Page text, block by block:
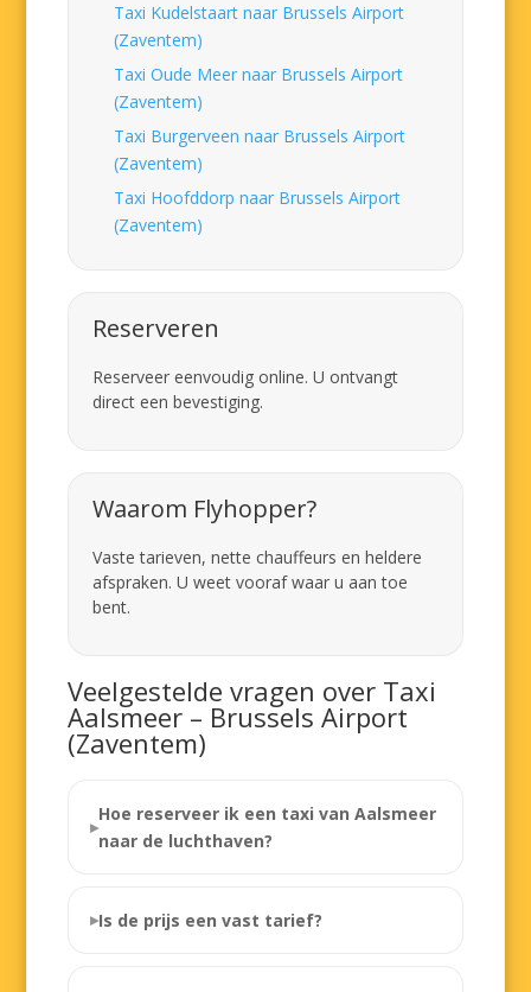
Taxi Kudelstaart naar Brussels Airport
(Zaventem)
Taxi Oude Meer naar Brussels Airport
(Zaventem)
Taxi Burgerveen naar Brussels Airport
(Zaventem)
Taxi Hoofddorp naar Brussels Airport
(Zaventem)
Reserveren
Reserveer eenvoudig online. U ontvangt
direct een bevestiging.
Waarom Flyhopper?
Vaste tarieven, nette chauffeurs en heldere
afspraken. U weet vooraf waar u aan toe
bent.
Veelgestelde vragen over Taxi
Aalsmeer – Brussels Airport
(Zaventem)
Hoe reserveer ik een taxi van Aalsmeer
naar de luchthaven?
Is de prijs een vast tarief?